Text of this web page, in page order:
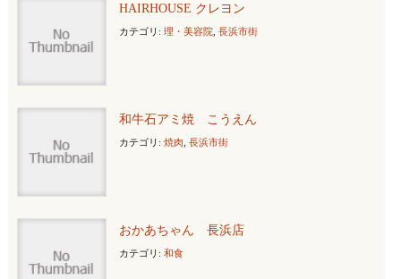
HAIRHOUSE クレヨン
カテゴリ: 理・美容院, 長浜市街
和牛石アミ焼 こうえん
カテゴリ: 焼肉 長浜市街
おかあちゃん 長浜店
カテゴリ: 和食